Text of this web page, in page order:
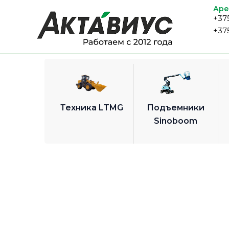
содержимому
Техника LTMG
Подъемники
Sinoboom